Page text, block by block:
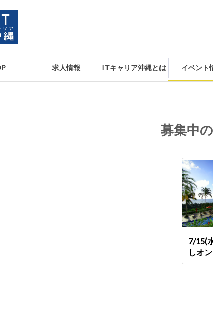
求人情報 ITキャリア沖縄とは イベント
募集中
7/15(
しオ